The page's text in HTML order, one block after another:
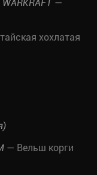
хохлатая
— Вельш корги